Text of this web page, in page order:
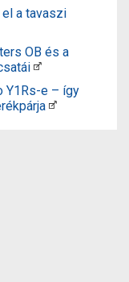
a tavaszi
OB és a
Y1Rs-e – így